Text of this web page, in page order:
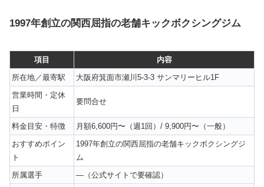
1997年創立の関西屈指の老舗キックボクシングジム
項目
内容
所在地／最寄駅
大阪府箕面市瀬川5-3-3 サンマリーヒル1F
営業時間・定休
日
要問合せ
料金目安・特徴
月額6,600円〜（週1回）/ 9,900円〜（一般）
おすすめポイン
ト
1997年創立の関西屈指の老舗キックボクシングジ
ム
所属選手
—（公式サイトで要確認）